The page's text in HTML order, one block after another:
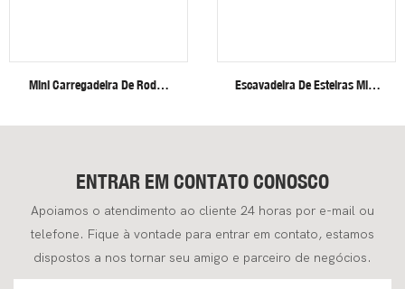
Mini Carregadeira De Rodas
Estado De Nova.
Escavadeira De Esteiras Mini
De 4 Toneladas, Para
ENTRAR EM CONTATO CONOSCO
Apoiamos o atendimento ao cliente 24 horas por e-mail ou
telefone. Fique à vontade para entrar em contato, estamos
dispostos a nos tornar seu amigo e parceiro de negócios.